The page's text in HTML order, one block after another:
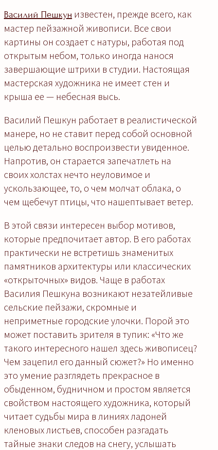
Василий Пешкун известен, прежде всего, как
мастер пейзажной живописи. Все свои
картины он создает с натуры, работая под
открытым небом, только иногда нанося
завершающие штрихи в студии. Настоящая
мастерская художника не имеет стен и
крыша ее — небесная высь.
Василий Пешкун работает в реалистической
манере, но не ставит перед собой основной
целью детально воспроизвести увиденное.
Напротив, он старается запечатлеть на
своих холстах нечто неуловимое и
ускользающее, то, о чем молчат облака, о
чем щебечут птицы, что нашептывает ветер.
В этой связи интересен выбор мотивов,
которые предпочитает автор. В его работах
практически не встретишь знаменитых
памятников архитектуры или классических
«открыточных» видов. Чаще в работах
Василия Пешкуна возникают незатейливые
сельские пейзажи, скромные и
неприметные городские улочки. Порой это
может поставить зрителя в тупик: «Что же
такого интересного нашел здесь живописец?
Чем зацепил его данный сюжет?» Но именно
это умение разглядеть прекрасное в
обыденном, будничном и простом является
свойством настоящего художника, который
читает судьбы мира в линиях ладоней
кленовых листьев, способен разгадать
тайные знаки следов на снегу, услышать